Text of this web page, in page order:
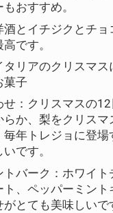
おすすめ。
酒とイチジクとチョ
です。
タリアのクリスマ
菓子
せ：クリスマスの
らか、梨をクリスマ
年トレジョに登場
です。
トバーク：ホワイト
ト、ペッパーミント
とても美味しいで